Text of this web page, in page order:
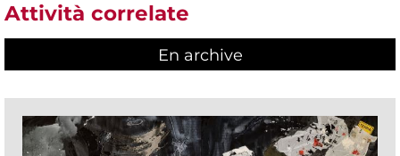
Attività correlate
En archive